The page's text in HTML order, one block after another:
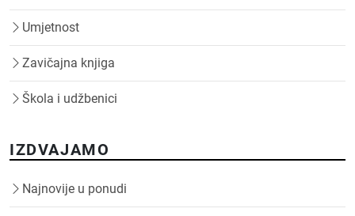
Umjetnost
Zavičajna knjiga
Škola i udžbenici
IZDVAJAMO
Najnovije u ponudi